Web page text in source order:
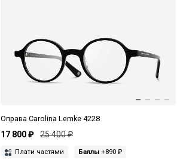
Оправа Carolina Lemke 4228
17 800 ₽ 25 400 ₽
Плати частями Баллы +890 ₽